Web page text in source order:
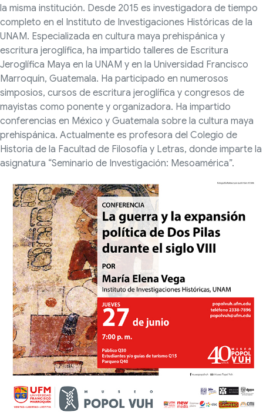
la misma institución. Desde 2015 es investigadora de tiempo
completo en el Instituto de Investigaciones Históricas de la
UNAM. Especializada en cultura maya prehispánica y
escritura jeroglífica, ha impartido talleres de Escritura
Jeroglífica Maya en la UNAM y en la Universidad Francisco
Marroquín, Guatemala. Ha participado en numerosos
simposios, cursos de escritura jeroglífica y congresos de
mayistas como ponente y organizadora. Ha impartido
conferencias en México y Guatemala sobre la cultura maya
prehispánica. Actualmente es profesora del Colegio de
Historia de la Facultad de Filosofía y Letras, donde imparte la
asignatura “Seminario de Investigación: Mesoamérica”.